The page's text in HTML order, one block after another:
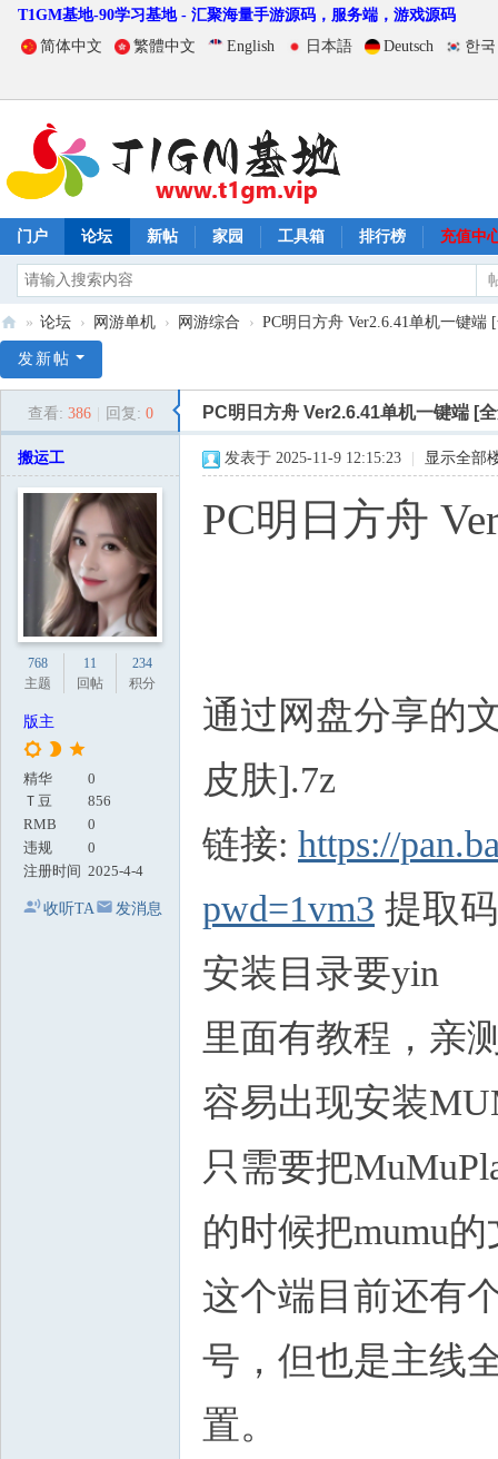
T1GM基地-90学习基地 - 汇聚海量手游源码，服务端，游戏源码
简体中文
繁體中文 English 日本語 Deutsch 한
门户 论坛 新帖 家园 工具箱 排行榜 充值中
1
» 论坛 › 网游单机 › 网游综合 › PC明日方舟 Ver2.6.41单机一键端
发新帖
查看: 386 回复: 0 PC明日方舟 Ver2.6.41单机一键端 [
搬运工
768
主题
11
回帖
234
积分
版主
精华
0
Ｔ豆
856
RMB
0
违规
0
注册时间 2025-4-4
收听TA 发消息
发表于 2025-11-9 12:15:23 显示全部
PC明日方舟
通过网盘分享的
皮肤].7z
链接: https://
pwd=1vm3 提取
安装目录要yin
里面有教程，亲
容易出现安装
只需要把
的时候把mumu
这个端目前还有
号，但也是主线
置。